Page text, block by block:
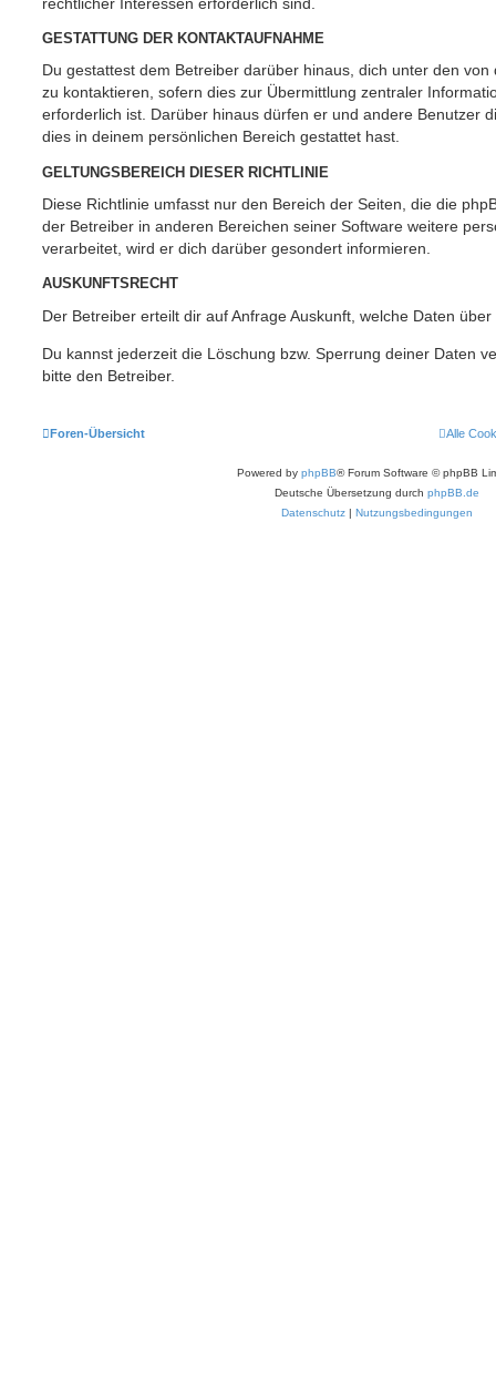
GESTATTUNG DER KONTAKTAUFNAHME
Du gestattest dem Betreiber darüber hinaus, dich unter den
zu kontaktieren, sofern dies zur Übermittlung zentraler
erforderlich ist. Darüber hinaus dürfen er und andere Benutzer
dies in deinem persönlichen Bereich gestattet hast.
GELTUNGSBEREICH DIESER RICHTLINIE
Diese Richtlinie umfasst nur den Bereich der Seiten, die die
der Betreiber in anderen Bereichen seiner Software weitere
verarbeitet, wird er dich darüber gesondert informieren.
AUSKUNFTSRECHT
Der Betreiber erteilt dir auf Anfrage Auskunft, welche Daten
Du kannst jederzeit die Löschung bzw. Sperrung deiner Daten
bitte den Betreiber.
Foren-Übersicht Alle
Powered by phpBB® Forum Software © phpBB
Deutsche Übersetzung durch phpBB.de
Datenschutz
Nutzungsbedingungen